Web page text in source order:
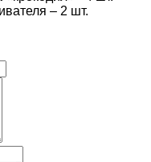
– 2 шт.